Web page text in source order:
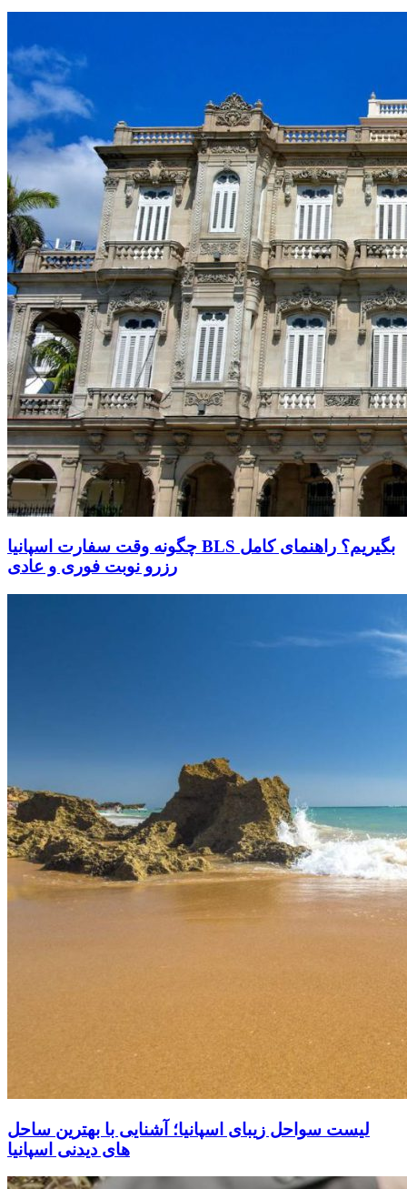
چگونه وقت سفارت اسپانیا BLS بگیریم؟ راهنمای کامل
رزرو نوبت فوری و عادی
لیست سواحل زیبای اسپانیا؛ آشنایی با بهترین ساحل
های دیدنی اسپانیا